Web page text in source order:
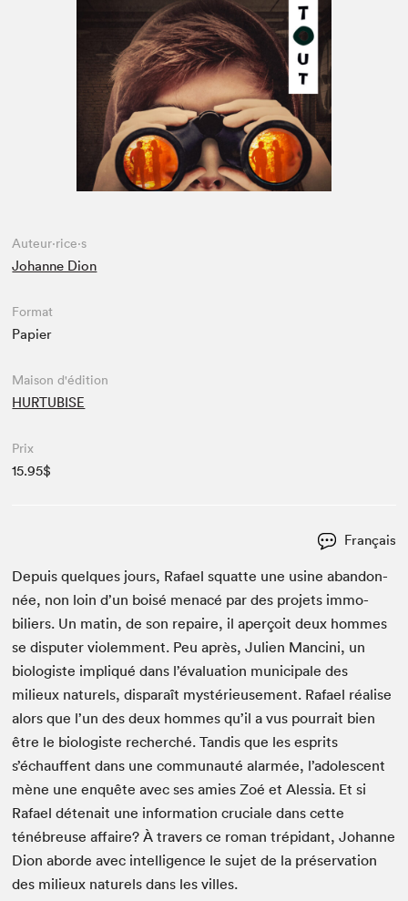
Auteur·rice·s
Johanne Dion
Format
Papier
Maison d'édition
HURTUBISE
Prix
15.95$
Français
Depuis quelques jours, Rafael squat­te une usine aban­don­
née, non loin d’un boisé men­acé par des pro­jets immo­
biliers. Un matin, de son repaire, il aperçoit deux hommes
se dis­put­er vio­lem­ment. Peu après, Julien Manci­ni, un
biol­o­giste impliqué dans l’évaluation munic­i­pale des
milieux naturels, dis­paraît mys­térieuse­ment. Rafael réalise
alors que l’un des deux hommes qu’il a vus pour­rait bien
être le biol­o­giste recher­ché. Tan­dis que les esprits
s’échauffent dans une com­mu­nauté alar­mée, l’adolescent
mène une enquête avec ses amies Zoé et Alessia. Et si
Rafael déte­nait une infor­ma­tion cru­ciale dans cette
ténébreuse affaire? À tra­vers ce roman trép­i­dant, Johanne
Dion abor­de avec intel­li­gence le sujet de la préser­va­tion
des milieux naturels dans les villes.